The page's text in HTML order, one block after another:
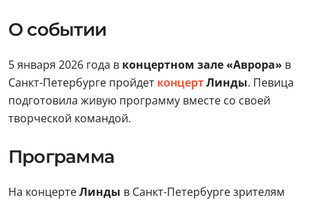
О событии
5 января 2026 года в концертном зале «Аврора» в
Санкт-Петербурге пройдет концертЛинды. Певица
подготовила живую программу вместе со своей
творческой командой.
Программа
На концертеЛинды в Санкт-Петербурге зрителям